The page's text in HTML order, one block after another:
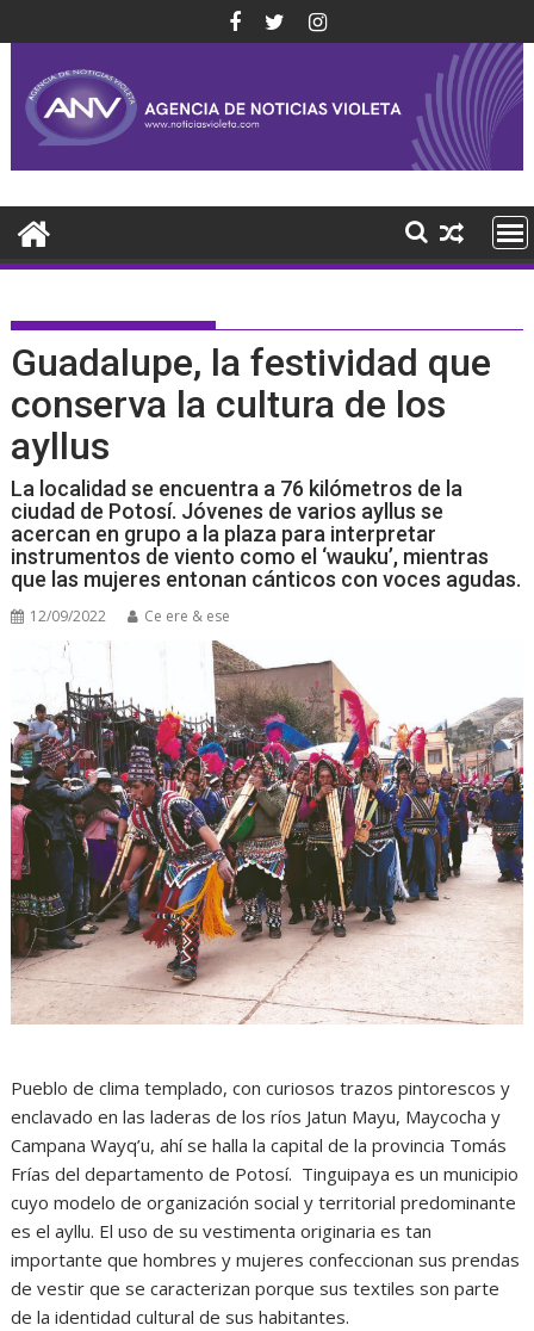
al
contenido
Guadalupe, la festividad que
conserva la cultura de los
ayllus
La localidad se encuentra a 76 kilómetros de la
ciudad de Potosí. Jóvenes de varios ayllus se
acercan en grupo a la plaza para interpretar
instrumentos de viento como el ‘wauku’, mientras
que las mujeres entonan cánticos con voces agudas.
12/09/2022 Ce ere & ese
Pueblo de clima templado, con curiosos trazos pintorescos y
enclavado en las laderas de los ríos Jatun Mayu, Maycocha y
Campana Wayq’u, ahí se halla la capital de la provincia Tomás
Frías del departamento de Potosí. Tinguipaya es un municipio
cuyo modelo de organización social y territorial predominante
es el ayllu. El uso de su vestimenta originaria es tan
importante que hombres y mujeres confeccionan sus prendas
de vestir que se caracterizan porque sus textiles son parte
de la identidad cultural de sus habitantes.